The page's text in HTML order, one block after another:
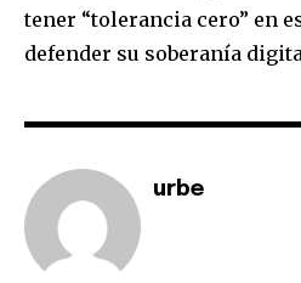
tener “tolerancia cero” en
defender su soberanía
urbe